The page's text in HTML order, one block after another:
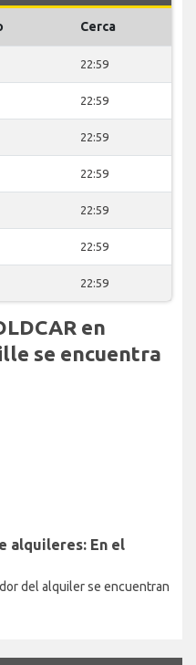
Cerca
22:59
22:59
22:59
22:59
22:59
22:59
22:59
en
se encuentra
alquileres: En el
del alquiler se encuentran